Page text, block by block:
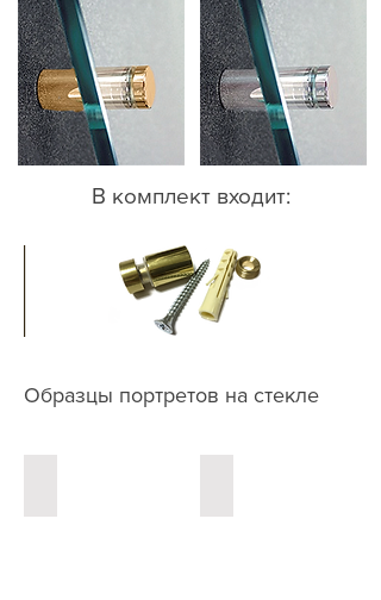
В комплект входит:
Образцы портретов на стекле